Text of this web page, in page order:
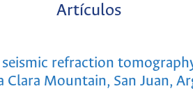
Artículos
refraction
Clara Mountain, San Juan,